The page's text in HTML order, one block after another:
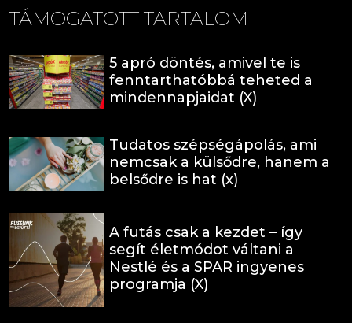
TÁMOGATOTT TARTALOM
5 apró döntés, amivel te is
fenntarthatóbbá teheted a
mindennapjaidat (X)
Tudatos szépségápolás, ami
nemcsak a külsődre, hanem a
belsődre is hat (x)
A futás csak a kezdet – így
segít életmódot váltani a
Nestlé és a SPAR ingyenes
programja (X)